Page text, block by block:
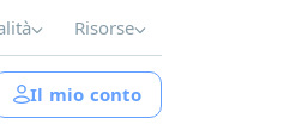
Risorse
Il mio conto